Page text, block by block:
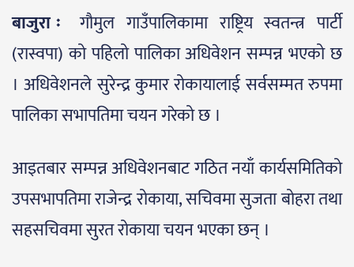
बाजुरा ःगौमुल गाउँपालिकामा राष्ट्रिय स्वतन्त्र पार्टी
(रास्वपा) को पहिलो पालिका अधिवेशन सम्पन्न भएको छ
। अधिवेशनले सुरेन्द्र कुमार रोकायालाई सर्वसम्मत रुपमा
पालिका सभापतिमा चयन गरेको छ ।
आइतबार सम्पन्न अधिवेशनबाट गठित नयाँ कार्यसमितिको
उपसभापतिमा राजेन्द्र रोकाया, सचिवमा सुजता बोहरा तथा
सहसचिवमा सुरत रोकाया चयन भएका छन् ।